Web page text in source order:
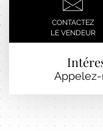
CONTACTEZ
LE VENDEUR